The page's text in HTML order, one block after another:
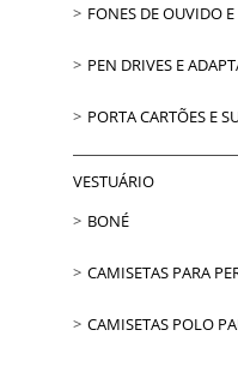
FONES DE OUVIDO
PEN DRIVES E
PORTA CARTÕES E
VESTUÁRIO
BONÉ
CAMISETAS PARA
CAMISETAS POLO